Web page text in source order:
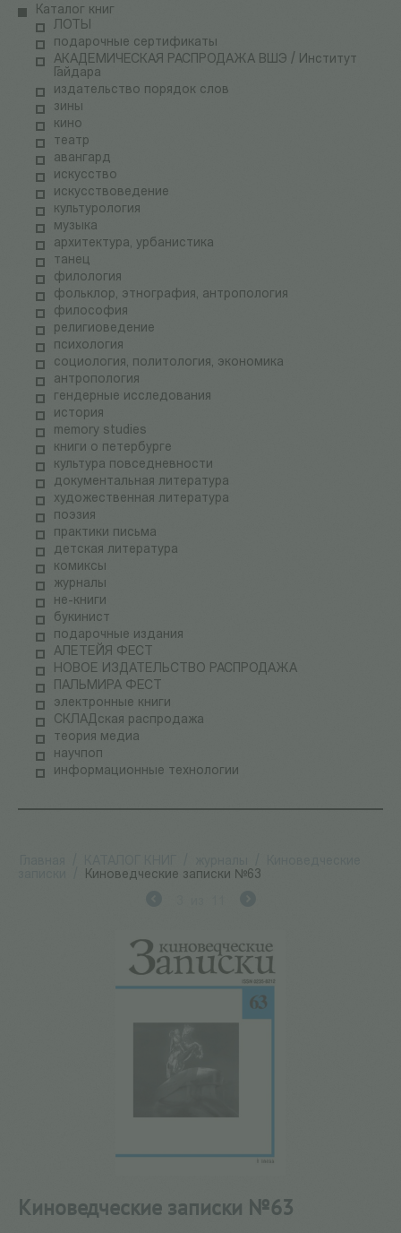
Каталог книг
ЛОТЫ
подарочные сертификаты
АКАДЕМИЧЕСКАЯ РАСПРОДАЖА ВШЭ / Институт
Гайдара
издательство порядок слов
зины
кино
театр
авангард
искусство
искусствоведение
культурология
музыка
архитектура, урбанистика
танец
филология
фольклор, этнография, антропология
философия
религиоведение
психология
социология, политология, экономика
антропология
гендерные исследования
история
memory studies
книги о петербурге
культура повседневности
документальная литература
художественная литература
поэзия
практики письма
детская литература
комиксы
журналы
не-книги
букинист
подарочные издания
АЛЕТЕЙЯ ФЕСТ
НОВОЕ ИЗДАТЕЛЬСТВО РАСПРОДАЖА
ПАЛЬМИРА ФЕСТ
электронные книги
СКЛАДская распродажа
теория медиа
научпоп
информационные технологии
Киноведческие записки №63
Киноведческие записки №63